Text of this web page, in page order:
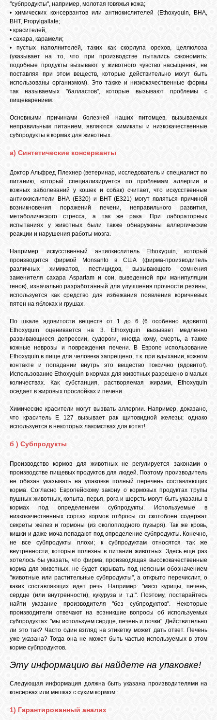
"субпродукты", например, молотая говяжья кожа;
• химических консервантов или антиокислителей (Ethoxyquin, ВНА,
ВНТ, Propylgallate;
• красителей;
• сахара, карамели;
• пустых наполнителей, таких как скорлупа орехов, целлюлоза
(указывает на то, что при производстве пытались сэкономить:
подобные продукты вызывают у животного чувство насыщения, не
поставляя при этом веществ, которые действительно могут быть
использованы организмом). Это также и низкокачественные формы
так называемых "балластов", которые вызывают проблемы с
пищеварением.
Основными причинами болезней наших питомцев, вызываемых
неправильным питанием, являются химикаты и низкокачественные
субпродукты в кормах для животных.
а) Синтетические консерванты
Доктор Альфред Плехнер (ветеринар, исследователь и специалист по
питанию, который специализируется по проблемам аллергии и
кожных заболеваний у кошек и собак) считает, что искусственные
антиокислители ВНА (Е320) и ВНТ (Е321) могут являться причиной
возникновения поражений печени, неправильного развития,
метаболического стресса, а так же рака. При лабораторных
испытаниях у животных были также обнаружены аллергические
реакции и нарушения работы мозга.
Например: искусственный антиокислитель Ethoxyquin, который
производится фирмой Monsanto в США (фирма-производитель
различных химикатов, пестицидов, вызывающего сомнения
заменителя сахара Aspartam и сои, выведенной при манипуляции
генов), изначально разработанный для улучшения прочности резины,
используется как средство для избежания появления коричневых
пятен на яблоках и грушах.
По шкале ядовитости веществ от 1 до 6 (6 особенно ядовито)
Ethoxyquin оценивается на 3. Ethoxyquin вызывает медленно
развивающиеся депрессии, судороги, иногда кому, смерть, а также
кожные неврозы и повреждения печени. В Европе использование
Ethoxyquin в пище для человека запрещено, т.к. при вдыхании, кожном
контакте и попадании внутрь это вещество токсично (ядовито!).
Использование Ethoxyquin в кормах для животных разрешено в малых
количествах. Как субстанция, растворяемая жирами, Ethoxyquin
оседает в жировых прослойках и печени.
Химические красители могут вызвать аллергии. Например, доказано,
что краситель Е 127 вызывает рак щитовидной железы; однако
используется в некоторых лакомствах для котят!
б ) Субпродукты
Производство кормов для животных не регулируется законами о
производстве пищевых продуктов для людей. Поэтому производитель
не обязан указывать на упаковке полный перечень составляющих
корма. Согласно Европейскому закону о кормовых продуктах трупы
пушных животных, копыта, перья, рога и шерсть могут быть указаны в
кормах под определением субпродукты. Используемые в
низкокачественных сортах кормов отбросы со скотобоен содержат
секреты желез и гормоны (из околоплодного пузыря). Так же кровь,
кишки и даже моча попадают под определение субпродукты. Конечно,
не все субпродукты плохи; к субпродуктам относятся так же
внутренности, которые полезны в питании животных. Здесь еще раз
хотелось бы указать, что фирма, производящая высококачественные
корма для животных, не будет скрывать под неясным обозначением
"животные или растительные субпродукты", а открыто перечислит, о
каких составляющих идет речь. Например: "мясо курицы, печень,
сердце (или внутренности), кукуруза и т.д.". Поэтому, постарайтесь
найти указание производителя "без субпродуктов". Некоторые
производители отвечают на возникшие вопросы об используемых
субпродуктах: "мы используем сердце, печень и почки". Действительно
ли это так? Часто один взгляд на этикетку может дать ответ. Печень
уже указана? Тогда она не может быть частью используемых в этом
корме субпродуктов.
Эту информацию вы найдете на упаковке!
Следующая информация должна быть указана производителями на
консервах или мешках с сухим кормом :
1) Гарантированный анализ